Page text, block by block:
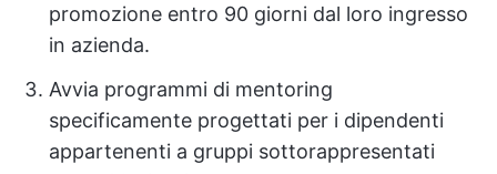
promozione entro 90 giorni dal loro ingresso
in azienda.
Avvia programmi di mentoring
specificamente progettati per i dipendenti
appartenenti a gruppi sottorappresentati